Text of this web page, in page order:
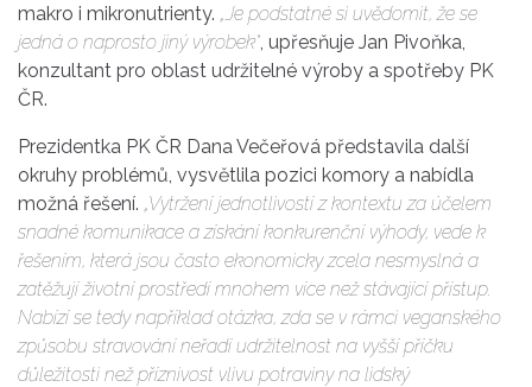
makro i mikronutrienty. „Je podstatné si uvědomit, že se
jedná o naprosto jiný výrobek“, upřesňuje Jan Pivoňka,
konzultant pro oblast udržitelné výroby a spotřeby PK
ČR.
Prezidentka PK ČR Dana Večeřová představila další
okruhy problémů, vysvětlila pozici komory a nabídla
možná řešení. „Vytržení jednotlivostí z kontextu za účelem
snadné komunikace a získání konkurenční výhody, vede k
řešením, která jsou často ekonomicky zcela nesmyslná a
zatěžují životní prostředí mnohem více než stávající přístup.
Nabízí se tedy například otázka, zda se v rámci veganského
způsobu stravování neřadí udržitelnost na vyšší příčku
důležitosti než příznivost vlivu potraviny na lidský